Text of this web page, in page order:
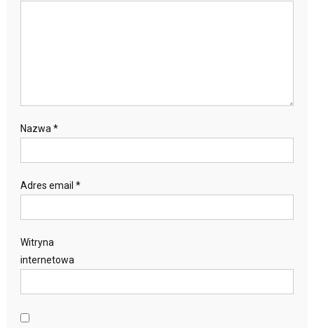
Nazwa *
Adres email *
Witryna
internetowa